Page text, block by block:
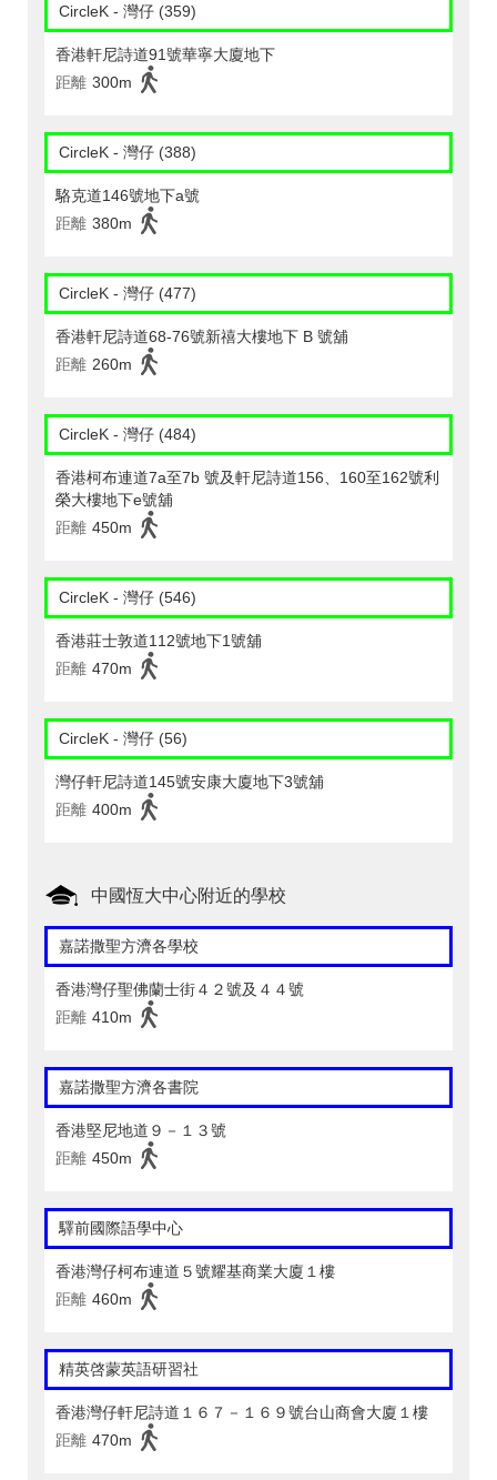
CircleK - 灣仔 (359)
香港軒尼詩道91號華寧大廈地下
距離 300m
CircleK - 灣仔 (388)
駱克道146號地下a號
距離 380m
CircleK - 灣仔 (477)
香港軒尼詩道68-76號新禧大樓地下 B 號舖
距離 260m
CircleK - 灣仔 (484)
香港柯布連道7a至7b 號及軒尼詩道156、160至162號利
榮大樓地下e號舖
距離 450m
CircleK - 灣仔 (546)
香港莊士敦道112號地下1號舖
距離 470m
CircleK - 灣仔 (56)
灣仔軒尼詩道145號安康大廈地下3號舖
距離 400m
中國恆大中心附近的學校
嘉諾撒聖方濟各學校
香港灣仔聖佛蘭士街４２號及４４號
距離 410m
嘉諾撒聖方濟各書院
香港堅尼地道９－１３號
距離 450m
驛前國際語學中心
香港灣仔柯布連道５號耀基商業大廈１樓
距離 460m
精英啓蒙英語研習社
香港灣仔軒尼詩道１６７－１６９號台山商會大廈１樓
距離 470m